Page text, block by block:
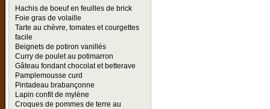
Hachis de boeuf en feuilles de brick
Foie gras de volaille
Tarte au chèvre, tomates et courgettes
facile
Beignets de potiron vanillés
Curry de poulet au potimarron
Gâteau fondant chocolat et betterave
Pamplemousse curd
Pintadeau brabançonne
Lapin confit de mylène
Croques de pommes de terre au